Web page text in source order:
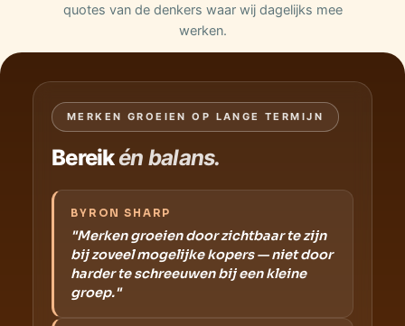
quotes van de denkers waar wij dagelijks mee
werken.
MERKEN GROEIEN OP LANGE TERMIJN
Bereikén balans.
BYRON SHARP
"Merken groeien door zichtbaar te zijn
bij zoveel mogelijke kopers — niet door
harder te schreeuwen bij een kleine
groep."